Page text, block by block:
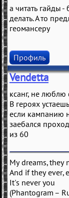
а читать гайды
делать. А то
геомансеру
Профиль
Vendetta
ксанг, не люблю
В героях
если кампанию
заебался
из 60
My dreams, they
And if they ever,
It's never you
(Phantogram –